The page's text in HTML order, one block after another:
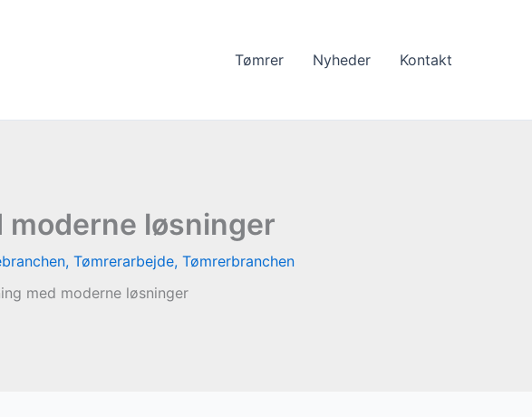
Tømrer Nyheder Kontakt
løsninger
, Tømrerarbejde, Tømrerbranchen
med moderne løsninger